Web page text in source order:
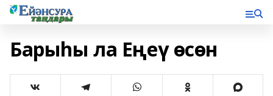
Барыһы ла Еңеү өсөн